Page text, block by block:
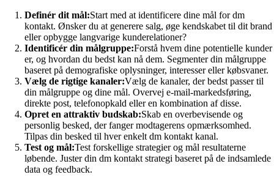
Definér dit mål:Start med at identificere dine mål for dm
kontakt. Ønsker du at generere salg, øge kendskabet til dit brand
eller opbygge langvarige kunderelationer?
Identificér din målgruppe:Forstå hvem dine potentielle kunder
er, og hvordan du bedst kan nå dem. Segmenter din målgruppe
baseret på demografiske oplysninger, interesser eller købsvaner.
Vælg de rigtige kanaler:Vælg de kanaler, der bedst passer til
din målgruppe og dine mål. Overvej e-mail-markedsføring,
direkte post, telefonopkald eller en kombination af disse.
Opret en attraktiv budskab:Skab en overbevisende og
personlig besked, der fanger modtagerens opmærksomhed.
Tilpas din besked til hver enkelt dm kontakt kanal.
Test og mål:Test forskellige strategier og mål resultaterne
løbende. Juster din dm kontakt strategi baseret på de indsamlede
data og feedback.